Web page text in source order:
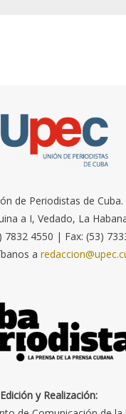
de Periodistas de Cuba.
a I, Vedado, La
7832 4550 | Fax: (53)
a
Edición y Realización: